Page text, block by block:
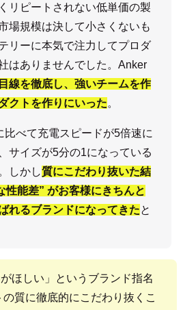
リピートされない低単価の製
場規模は決して小さくないも
リーに本気で注力してプロダ
はありませんでした。Anker
線を徹底し、強いチームを作
クトを作りにいった。
べて充電スピードが5倍速に
サイズが5分の1になっている
しかし質にこだわり抜いた結
性能差” がお客様にきちんと
れるブランドになってきたと
がほしい」というブランド指名
質に徹底的にこだわり抜くこ